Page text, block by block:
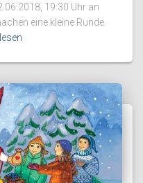
19:30 Uhr an
eine kleine Runde.